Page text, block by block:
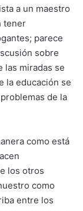
a un maestro
tener
parece
sobre
las miradas se
la educación se
de la
como está
los otros
como
entre los